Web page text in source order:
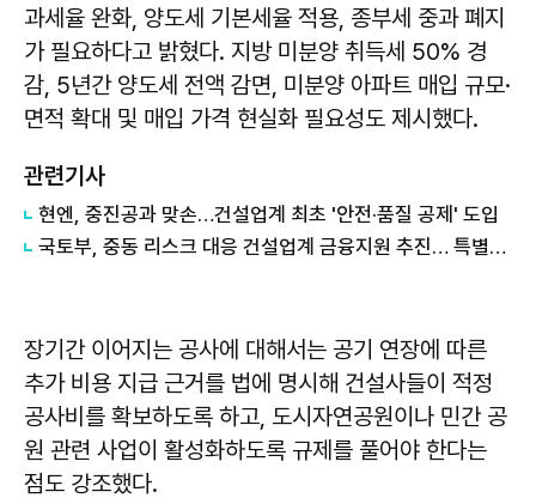
과세율 완화, 양도세 기본세율 적용, 종부세 중과 폐지
가 필요하다고 밝혔다. 지방 미분양 취득세 50% 경
감, 5년간 양도세 전액 감면, 미분양 아파트 매입 규모·
면적 확대 및 매입 가격 현실화 필요성도 제시했다.
관련기사
현엔, 중진공과 맞손…건설업계 최초 '안전·품질 공제' 도입
국토부, 중동 리스크 대응 건설업계 금융지원 추진… 특별융자와 보증료 인하 병행
장기간 이어지는 공사에 대해서는 공기 연장에 따른
추가 비용 지급 근거를 법에 명시해 건설사들이 적정
공사비를 확보하도록 하고, 도시자연공원이나 민간 공
원 관련 사업이 활성화하도록 규제를 풀어야 한다는
점도 강조했다.